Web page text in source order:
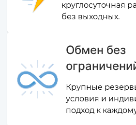
круглосуточная
без выходных.
Обмен без
Крупные
условия и
подход к